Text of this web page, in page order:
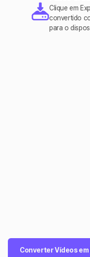
Clique em
convertido
para o
Converter Vídeos